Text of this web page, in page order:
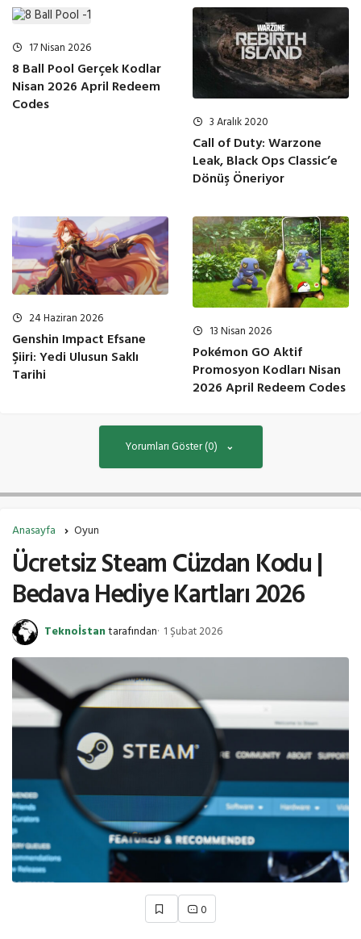
17 Nisan 2026
8 Ball Pool Gerçek Kodlar
Nisan 2026 April Redeem
Codes
3 Aralık 2020
Call of Duty: Warzone
Leak, Black Ops Classic’e
Dönüş Öneriyor
24 Haziran 2026
Genshin Impact Efsane
Şiiri: Yedi Ulusun Saklı
Tarihi
13 Nisan 2026
Pokémon GO Aktif
Promosyon Kodları Nisan
2026 April Redeem Codes
Yorumları Göster (0)
Anasayfa Oyun
Ücretsiz Steam Cüzdan Kodu |
Bedava Hediye Kartları 2026
Teknoİstantarafından 1 Şubat 2026
0